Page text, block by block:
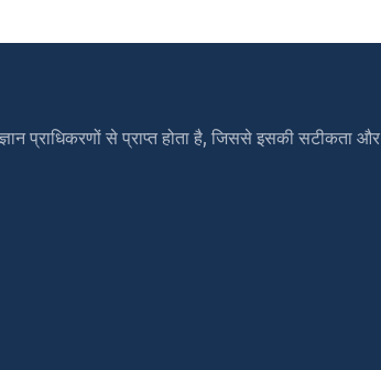
प्राधिकरणों से प्राप्त होता है, जिससे इसकी सटीकता और